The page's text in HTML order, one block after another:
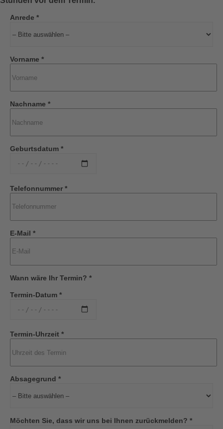
Anrede *
Vorname *
Nachname *
Geburtsdatum *
Telefonnummer *
E-Mail *
Wann wäre Ihr Termin? *
Termin-Datum *
Termin-Uhrzeit *
Absagegrund *
Möchten Sie, dass wir uns bei Ihnen zurückmelden? *